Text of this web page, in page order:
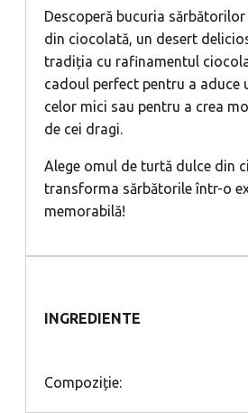
Descoperă bucuria
din ciocolată, un desert
tradiția cu rafinamentul
cadoul perfect pentru a aduce
celor mici sau pentru a crea
de cei dragi.
Alege omul de turtă dulce din
transforma sărbătorile într-o
memorabilă!
INGREDIENTE
Compoziție: